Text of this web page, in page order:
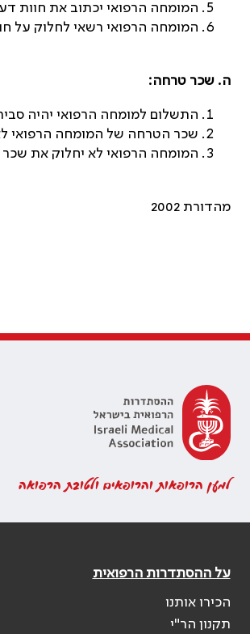
המומחה הרפואי יכתוב את חוות
המומחה הרפואי רשאי לחלוק על
ה. שכר טרחה:
התשלום למומחה הרפואי יהיה
שכר הטרחה של המומחה הרפואי
המומחה הרפואי לא יחלוק את
מהדורת 2002
למען הרופאות והרופאים ולטובת הרפואה
על ההסתדרות הרפואית
הכירו אותנו
תקנון הר"י